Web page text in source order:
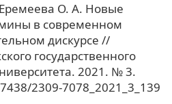
О. А. Новые
в современном
дискурсе //
государственного
2021. № 3.
2309-7078_2021_3_139